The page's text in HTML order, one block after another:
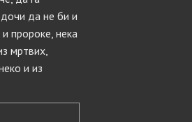
да не би и
пророке, нека
мртвих,
и из